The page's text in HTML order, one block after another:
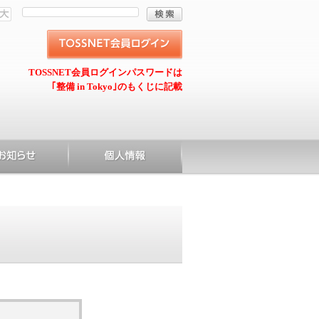
TOSSNET会員ログインパスワードは
｢整備 in Tokyo｣のもくじに記載